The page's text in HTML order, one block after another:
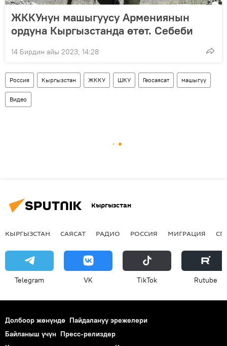
ЖККУнун машыгуусу Армениянын
ордуна Кыргызстанда өтөт. Себеби
14 Бирдин айы 2023, 14:28
Россия Кыргызстан ЖККУ ШКУ Геосаясат машыгуу
Видео
Кыргызстан
КЫРГЫЗСТАН САЯСАТ РАДИО РОССИЯ МИГРАЦИЯ
Telegram VK ТikТоk Rutube
Долбоор жөнүндө Пайдалануу эрежелери
Байланыш үчүн Пресс-релиздер